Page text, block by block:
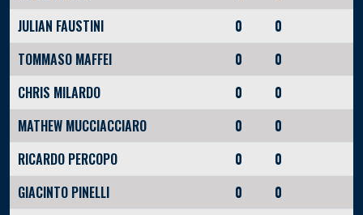
JULIAN FAUSTINI
0
0
TOMMASO MAFFEI
0
0
CHRIS MILARDO
0
0
MATHEW MUCCIACCIARO
0
0
RICARDO PERCOPO
0
0
GIACINTO PINELLI
0
0